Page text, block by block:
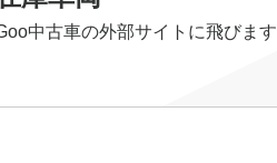
中古車の外部サイトに飛びます